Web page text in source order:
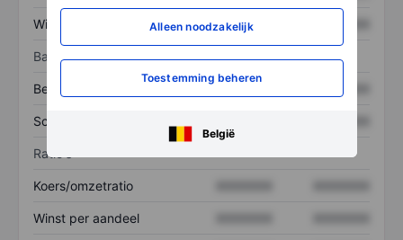
Alleen noodzakelijk
Toestemming beheren
België
Winst XXXXXXX
Balans
Bezittingen
Schulden
Ratio's
Koers/omzetratio
Winst per aandeel